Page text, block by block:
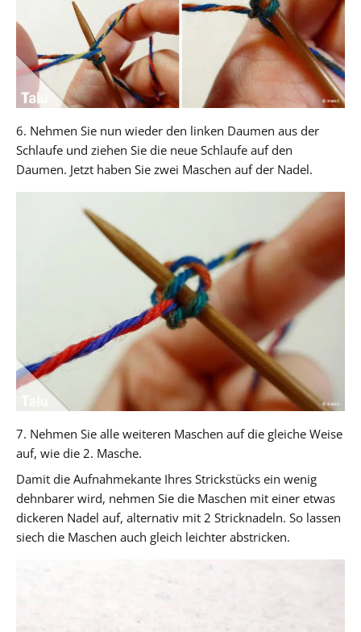
6. Nehmen Sie nun wieder den linken Daumen aus der
Schlaufe und ziehen Sie die neue Schlaufe auf den
Daumen. Jetzt haben Sie zwei Maschen auf der Nadel.
7. Nehmen Sie alle weiteren Maschen auf die gleiche Weise
auf, wie die 2. Masche.
Damit die Aufnahmekante Ihres Strickstücks ein wenig
dehnbarer wird, nehmen Sie die Maschen mit einer etwas
dickeren Nadel auf, alternativ mit 2 Stricknadeln. So lassen
siech die Maschen auch gleich leichter abstricken.